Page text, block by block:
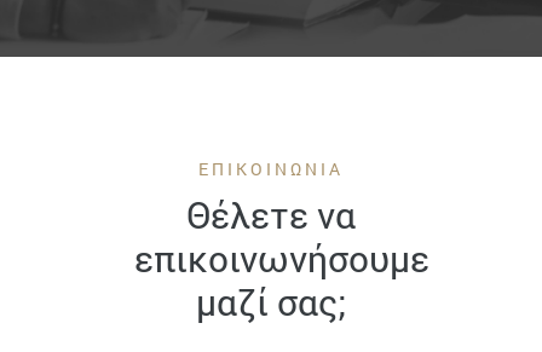
ΕΠΙΚΟΙΝΩΝΙΑ
Θέλετε να
επικοινωνήσουμε
μαζί σας;